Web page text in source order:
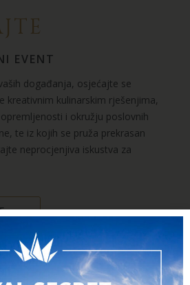
EVENT
događanja, osjećajte se
kreativnim kulinarskim rješenjima,
i okružju poslovnih
te iz kojih se pruža prekrasan
neprocjenjiva iskustva za